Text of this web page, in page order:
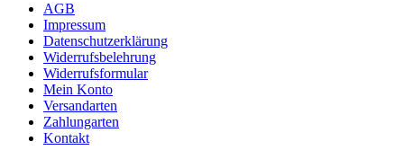
AGB
Impressum
Datenschutzerklärung
Widerrufsbelehrung
Widerrufsformular
Mein Konto
Versandarten
Zahlungarten
Kontakt